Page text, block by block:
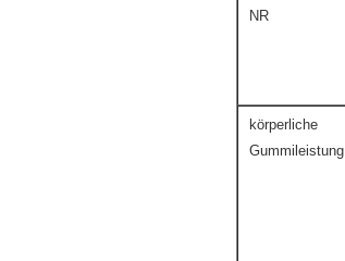
NR
körperliche
Gummileistung